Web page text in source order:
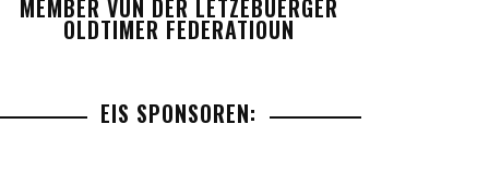
MEMBER VUN DER LETZEBUERGER
OLDTIMER FEDERATIOUN
EIS SPONSOREN: